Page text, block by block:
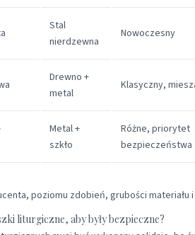
Stal
nierdzewna
Nowoczesny
Drewno +
metal
Klasyczny,
Metal +
szkło
Różne, priorytet
bezpieczeństwa
poziomu zdobień, grubości
liturgiczne, aby były bezpieczne?